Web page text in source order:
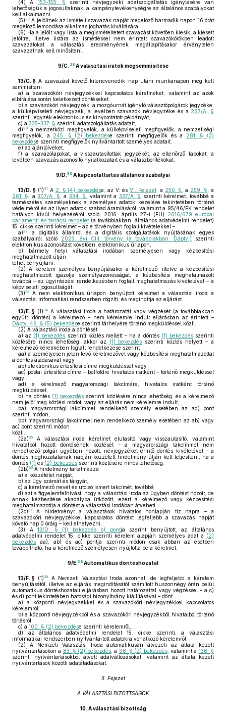
(4) A 153–155. § szerinti névjegyzéki adatszolgáltatás igénylésére van
lehetőségük a jogosultaknak, a kampánytevékenységre az általános szabályokat
kell alkalmazni.
(5)27 A jelöltnek az ismételt szavazás napját megelőző harmadik napon 16 órát
megelőző lemondása alkalmas joghatás kiváltására.
(6) Ha a jelölt vagy lista a megismételtetett szavazást követően kiesik, a kiesett
jelöltre, illetve listára az ismétléssel nem érintett szavazókörökben leadott
szavazatokat a választás eredményének megállapításakor érvénytelen
szavazatnak kell minősíteni.
9/C. 28A választási iratok megsemmisítése
13/C. § A szavazást követő kilencvenedik nap utáni munkanapon meg kell
semmisíteni
a) a szavazóköri névjegyzékkel kapcsolatos kérelmeket, valamint az azok
elbírálása során keletkezett döntéseket,
b) a szavazóköri névjegyzék, a mozgóurnát igénylő választópolgárok jegyzéke,
a külképviseleti névjegyzék, a levélben szavazók névjegyzéke és a 267/A. §
szerinti jegyzék elektronikus és kinyomtatott példányát,
c) a 335–337. § szerinti adatszolgáltatás adatait,
d)29 a nemzetközi megfigyelők, a külképviseleti megfigyelők, a nemzetiségi
megfigyelők, a 245. § (2) bekezdése szerinti megfigyelők és a 281. § (3)
bekezdése szerinti megfigyelők nyilvántartott személyes adatait,
e) az ajánlóíveket,
f) a szavazólapokat, a visszautasítottak jegyzékét, az ellenőrző lapokat, a
levélben szavazás azonosító nyilatkozatait és a válaszborítékokat.
9/D.30 A kapcsolattartás általános szabályai
13/D. § (1)31 A 2. § (4) bekezdése, az V. és VI. Fejezet, a 250. § , a 259. § , a
261. §
, a307/A. § , a 334. § , valamint a 337/A. § szerinti kérelmet, továbbá a
természetes személyeknek a személyes adatok kezelése tekintetében történő
védelméről és az ilyen adatok szabad áramlásáról, valamint a 95/46/EK rendelet
hatályon kívül helyezéséről szóló, 2016. április 27-i (EU) 2016/679 európai
parlamenti és tanácsi rendelet (a továbbiakban: általános adatvédelmi rendelet)
15. cikke szerinti kérelmet – az e törvényben foglalt kivételekkel –
a)32
a digitális államról és a digitális szolgáltatások nyújtásának egyes
szabályairól szóló 2023. évi CIII. törvény (a továbbiakban: Dáptv.) szerinti
elektronikus azonosítást követően, elektronikus űrlapon,
b) bármely helyi választási irodában személyesen vagy kézbesítési
meghatalmazott útján
lehet benyújtani.
(2) A kérelem személyes benyújtásakor a kérelmező, illetve a kézbesítési
meghatalmazott igazolja személyazonosságát, a kézbesítési meghatalmazott
továbbá – az ügyintézési rendelkezésben foglalt meghatalmazás kivételével – a
képviseleti jogosultságát.
(3)33
A nem elektronikus űrlapon benyújtott kérelmet a választási iroda a
választási informatikai rendszerben rögzíti, és megindítja az eljárást.
13/E. § (1)34A választási iroda a határozatát vagy végzését (a továbbiakban
együtt: döntés) a kérelmező – nem kérelemre indult eljárásban az érintett –
Dáptv. 46. § (5) bekezdése szerinti tárhelyére történő megküldéssel közli.
(2) A választási iroda a döntését
a) az (1) bekezdés szerinti közlés mellett – ha a döntés (1) bekezdésszerinti
közlésére nincs lehetőség, akkor az
(1) bekezdés szerinti közlés helyett – a
kérelmező kérelmében foglalt rendelkezése szerint
aa) a személyesen jelen lévő kérelmezővel vagy kézbesítési meghatalmazottal
a döntés átadásával vagy
ab) elektronikus értesítési címre megküldéssel vagy
ac) postai értesítési címre – belföldre hivatalos iratként – történő megküldéssel
vagy
ad) a kérelmező magyarországi lakcímére, hivatalos iratként történő
megküldéssel,
b) ha döntés (1) bekezdés szerinti közlésére nincs lehetőség, és a kérelmező
nem jelöl meg közlési módot, vagy az eljárás nem kérelemre indult,
ba) magyarországi lakcímmel rendelkező személy esetében az ad) pont
szerinti módon,
bb) magyarországi lakcímmel nem rendelkező személy esetében az ab) vagy
ac) pont szerinti módon
közli.
(2a)35
A választási iroda kérelmet elutasító vagy visszautasító, valamint
hivatalból hozott döntésének közlését – a magyarországi lakcímmel nem
rendelkező polgár ügyében hozott, névjegyzéket érintő döntés kivételével – a
döntés meghozatalának napján közzétett hirdetmény útján kell teljesíteni, ha a
döntés (1) és (2) bekezdés szerinti közlésére nincs lehetőség.
(2b)36 A hirdetmény tartalmazza
a) a közzététel napját,
b) az ügy számát és tárgyát,
c) a kérelmező nevét és utolsó ismert lakcímét, továbbá
d) azt a figyelemfelhívást, hogy a választási iroda az ügyben döntést hozott, de
annak kézbesítése akadályba ütközött, ezért a kérelmező vagy kézbesítési
meghatalmazottja a döntést a választási irodában átveheti.
(2c)37
A hirdetményt a választások hivatalos honlapján tíz napra – a
szavazóköri névjegyzékkel kapcsolatos döntést legfeljebb a szavazás napját
követő nap 0 óráig – kell elhelyezni.
(3) A13/D. § (1) bekezdés b) pontja szerint benyújtott, az általános
adatvédelmi rendelet 15. cikke szerinti kérelem alapján személyes adat a (2)
bekezdés aa), ab) és ac) pontja szerinti módon csak abban az esetben
továbbítható, ha a kérelmező személyesen nyújtotta be a kérelmet.
9/E.38 Automatikus döntéshozatal
13/F. § (1)39
A Nemzeti Választási Iroda azonnal, de legfeljebb a kérelem
benyújtásától, illetve az eljárás megindításától számított huszonnégy órán belül
automatikus döntéshozatali eljárásban hozott határozattal vagy végzéssel – a c)
és d) pont tekintetében hatósági bizonyítvány kiállításával – dönt
a) a központi névjegyzékkel és a szavazóköri névjegyzékkel kapcsolatos
kérelemről,
b) a központi névjegyzékből és a szavazóköri névjegyzékből hivatalból történő
törlésről,
c) a 100. § (2) bekezdése szerinti kérelemről,
d) az általános adatvédelmi rendelet 15. cikke szerinti, a választási
informatikai rendszerben nyilvántartott adatokra vonatkozó kérelemről.
(2) A Nemzeti Választási Iroda automatikusan átvezeti az általa kezelt
nyilvántartásokon a 83. § (2) bekezdés, a 98. § (2) bekezdés, valamint a 136. §
szerinti nyilvántartásokból átvett adatváltozásokat, valamint az általa kezelt
nyilvántartások közötti adatátadásokat.
II. Fejezet
A VÁLASZTÁSI BIZOTTSÁGOK
10. A választási bizottság